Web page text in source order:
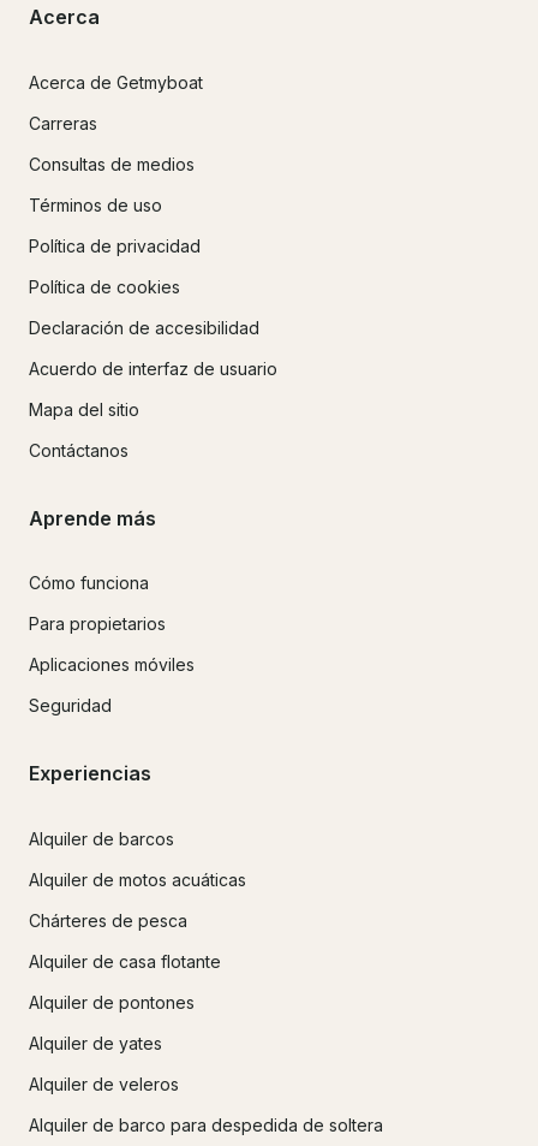
Acerca
Acerca de Getmyboat
Carreras
Consultas de medios
Términos de uso
Política de privacidad
Política de cookies
Declaración de accesibilidad
Acuerdo de interfaz de usuario
Mapa del sitio
Contáctanos
Aprende más
Cómo funciona
Para propietarios
Aplicaciones móviles
Seguridad
Experiencias
Alquiler de barcos
Alquiler de motos acuáticas
Chárteres de pesca
Alquiler de casa flotante
Alquiler de pontones
Alquiler de yates
Alquiler de veleros
Alquiler de barco para despedida de soltera